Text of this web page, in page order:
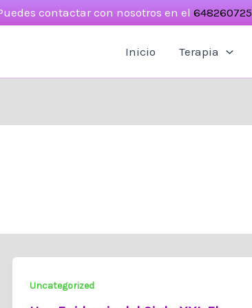
contactar con nosotros en el 648260725
Inicio Terapia
Uncategorized